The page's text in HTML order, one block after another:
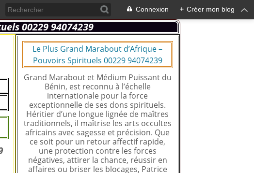
Connexion + Créer mon blog
Le Plus Grand Marabout d’Afrique –
Pouvoirs Spirituels 00229 94074239
Grand Marabout et Médium Puissant du
Bénin, est reconnu à l’échelle
internationale pour la force
exceptionnelle de ses dons spirituels.
Héritier d’une longue lignée de maîtres
traditionnels, il maîtrise les arts occultes
africains avec sagesse et précision. Que
ce soit pour un retour affectif rapide,
une protection contre les forces
négatives, attirer la chance, réussir en
affaires ou briser les blocages, Patrice